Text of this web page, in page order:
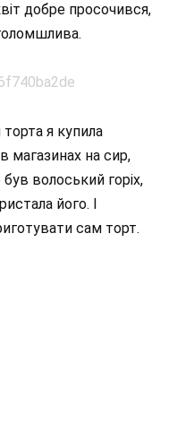
добре просочився,
я купила
в магазинах на сир,
волоський горіх,
його. І
сам торт.